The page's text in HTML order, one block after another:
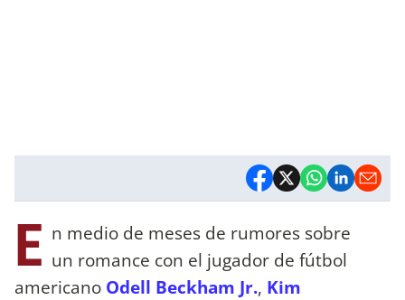
E n medio de meses de rumores sobre
un romance con el jugador de fútbol
americano Odell Beckham Jr., Kim